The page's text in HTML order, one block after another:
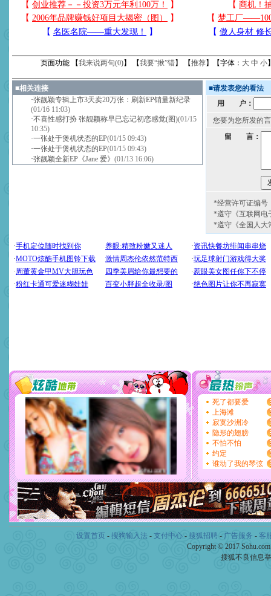
页面功能 【我来说两句(0)】 【我要“揪”错】 【推荐】【字体： 大 中 小
■相关连接
·张靓颖专辑上市3天卖20万张：刷新EP销量新纪录
(01/16 11:03)
·不喜性感打扮 张靓颖称早已忘记初恋感觉(图)(01/15
10:35)
·一张处于煲机状态的EP(01/15 09:43)
·一张处于煲机状态的EP(01/15 09:43)
·张靓颖全新EP《Jane 爱》 (01/13 16:06)
■请发表您的看法
用 户：
您要为您所发的
留 言：
*经营许可证编号
*遵守《互联网电
*遵守《全国人大
设置首页 - 搜狗输入法 - 支付中心- 搜狐招聘- 广告服务 - 客
Copyright © 2017
搜狐不良信息